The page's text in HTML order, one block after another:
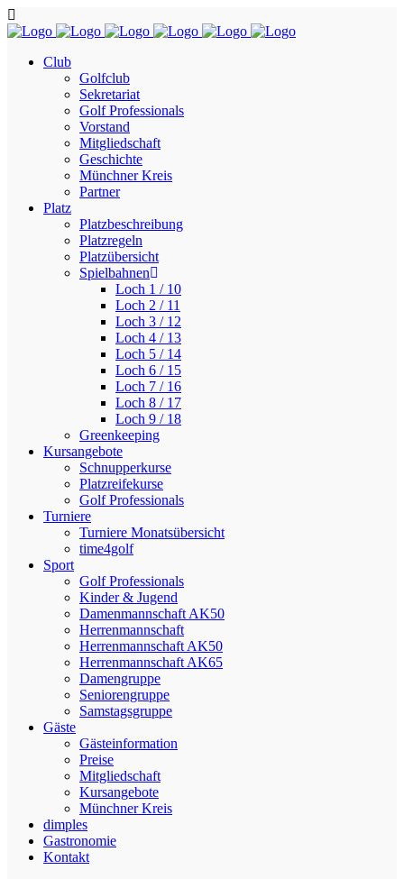
Club
Golfclub
Sekretariat
Golf Professionals
Vorstand
Mitgliedschaft
Geschichte
Münchner Kreis
Partner
Platz
Platzbeschreibung
Platzregeln
Platzübersicht
Spielbahnen
Loch 1 / 10
Loch 2 / 11
Loch 3 / 12
Loch 4 / 13
Loch 5 / 14
Loch 6 / 15
Loch 7 / 16
Loch 8 / 17
Loch 9 / 18
Greenkeeping
Kursangebote
Schnupperkurse
Platzreifekurse
Golf Professionals
Turniere
Turniere Monatsübersicht
time4golf
Sport
Golf Professionals
Kinder & Jugend
Damenmannschaft AK50
Herrenmannschaft
Herrenmannschaft AK50
Herrenmannschaft AK65
Damengruppe
Seniorengruppe
Samstagsgruppe
Gäste
Gästeinformation
Preise
Mitgliedschaft
Kursangebote
Münchner Kreis
dimples
Gastronomie
Kontakt